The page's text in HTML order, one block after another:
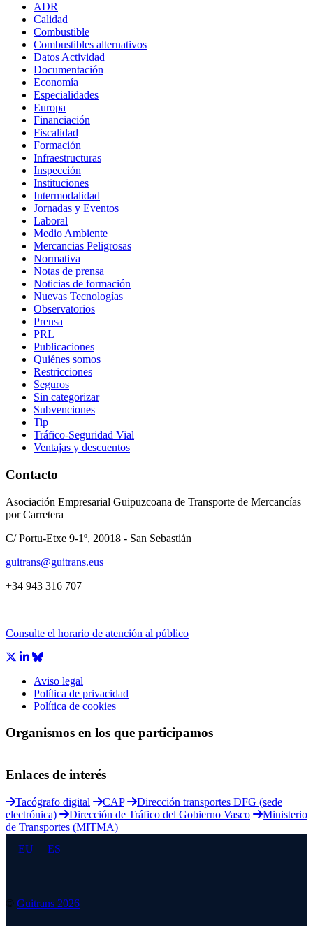
ADR
Calidad
Combustible
Combustibles alternativos
Datos Actividad
Documentación
Economía
Especialidades
Europa
Financiación
Fiscalidad
Formación
Infraestructuras
Inspección
Instituciones
Intermodalidad
Jornadas y Eventos
Laboral
Medio Ambiente
Mercancias Peligrosas
Normativa
Notas de prensa
Noticias de formación
Nuevas Tecnologías
Observatorios
Prensa
PRL
Publicaciones
Quiénes somos
Restricciones
Seguros
Sin categorizar
Subvenciones
Tip
Tráfico-Seguridad Vial
Ventajas y descuentos
Contacto
Asociación Empresarial Guipuzcoana de Transporte de Mercancías
por Carretera
C/ Portu-Etxe 9-1º, 20018 - San Sebastián
guitrans@guitrans.eus
+34 943 316 707
Consulte el horario de atención al público
Aviso legal
Política de privacidad
Política de cookies
Organismos en los que participamos
Enlaces de interés
Tacógrafo digital CAP
Dirección transportes DFG (sede
electrónica)
Dirección de Tráfico del Gobierno Vasco
Ministerio
de Transportes (MITMA)
EU
ES
© Guitrans 2026